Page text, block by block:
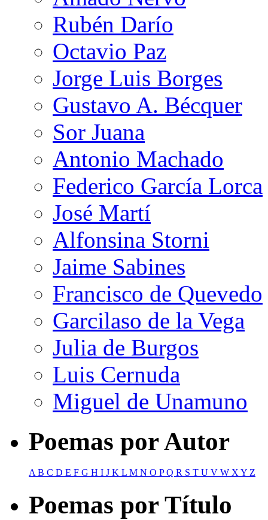
Rubén Darío
Octavio Paz
Jorge Luis Borges
Gustavo A. Bécquer
Sor Juana
Antonio Machado
Federico García Lorca
José Martí
Alfonsina Storni
Jaime Sabines
Francisco de Quevedo
Garcilaso de la Vega
Julia de Burgos
Luis Cernuda
Miguel de Unamuno
Poemas por Autor
AB C D E F G H I J K L M N O PQ R S T U V W XY Z
Poemas por Título